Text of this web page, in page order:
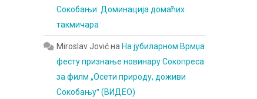
Сокобањи: Доминација домаћих
такмичара
Miroslav Jovićна На јубиларном Врмџа
фесту признање новинару Сокопреса
за филм „Осети природу, доживи
Сокобањуˮ (ВИДЕО)